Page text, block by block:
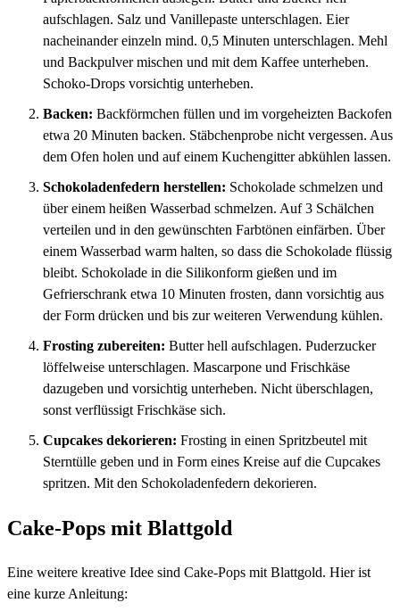
aufschlagen. Salz und Vanillepaste unterschlagen. Eier
nacheinander einzeln mind. 0,5 Minuten unterschlagen. Mehl
und Backpulver mischen und mit dem Kaffee unterheben.
Schoko-Drops vorsichtig unterheben.
Backen: Backförmchen füllen und im vorgeheizten Backofen
etwa 20 Minuten backen. Stäbchenprobe nicht vergessen. Aus
dem Ofen holen und auf einem Kuchengitter abkühlen lassen.
Schokoladenfedern herstellen: Schokolade schmelzen und
über einem heißen Wasserbad schmelzen. Auf 3 Schälchen
verteilen und in den gewünschten Farbtönen einfärben. Über
einem Wasserbad warm halten, so dass die Schokolade flüssig
bleibt. Schokolade in die Silikonform gießen und im
Gefrierschrank etwa 10 Minuten frosten, dann vorsichtig aus
der Form drücken und bis zur weiteren Verwendung kühlen.
Frosting zubereiten: Butter hell aufschlagen. Puderzucker
löffelweise unterschlagen. Mascarpone und Frischkäse
dazugeben und vorsichtig unterheben. Nicht überschlagen,
sonst verflüssigt Frischkäse sich.
Cupcakes dekorieren: Frosting in einen Spritzbeutel mit
Sterntülle geben und in Form eines Kreise auf die Cupcakes
spritzen. Mit den Schokoladenfedern dekorieren.
Cake-Pops mit Blattgold
Eine weitere kreative Idee sind Cake-Pops mit Blattgold. Hier ist
eine kurze Anleitung: